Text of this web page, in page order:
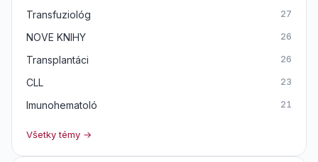
Transfuziológ 27
NOVE KNIHY 26
Transplantáci 26
CLL 23
Imunohematoló 21
Všetky témy →